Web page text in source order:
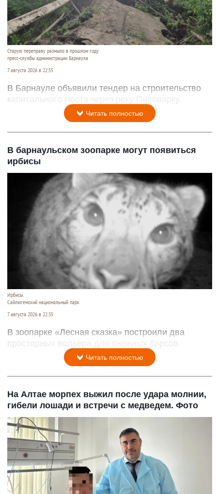
Старую переправу размыло в прошлом году
пресс-службы администрации Барнаула
7 августа 2026 в 22:55
В Барнауле объявили тендер на строительство
капитального моста через реку Пивоварку.
Читать полностью
В барнаульском зоопарке могут появиться
ирбисы
Ирбисы.
Сайлюгемский национальный парк
7 августа 2026 в 22:35
В зоопарке «Лесная сказка» построили два
просторных вольера для снежных барсов.
Читать полностью
На Алтае морпех выжил после удара молнии,
гибели лошади и встречи с медведем. Фото